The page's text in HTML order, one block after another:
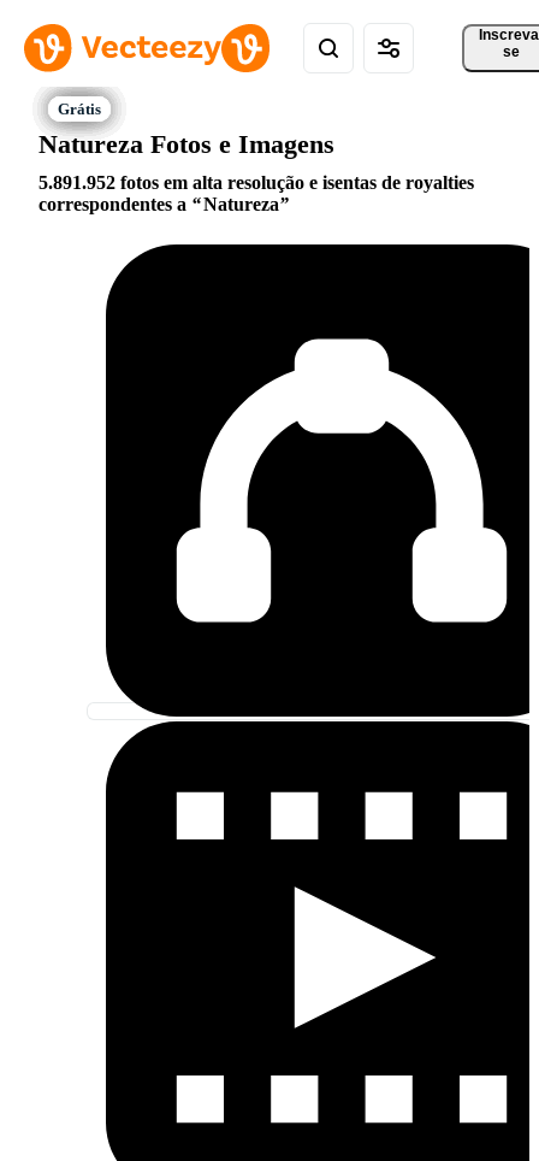
se
Natureza Fotos e Imagens
5.891.952 fotos em alta resolução e isentas de royalties
correspondentes a
Natureza